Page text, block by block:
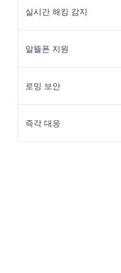
실시간 해킹 감지
알뜰폰 지원
로밍 보안
즉각 대응